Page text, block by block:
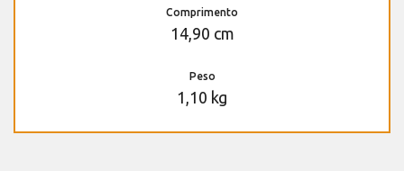
Comprimento
14,90 cm
Peso
1,10 kg